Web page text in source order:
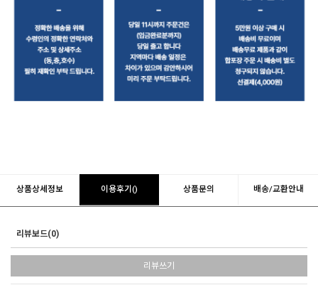
상품상세정보 이용후기() 상품문의 배송/교환안내
리뷰보드(0)
리뷰쓰기